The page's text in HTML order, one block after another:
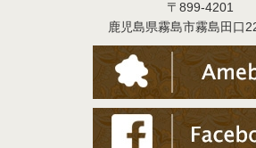
〒899-4201
鹿児島県霧島市霧島田口